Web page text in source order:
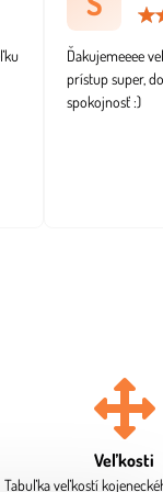
Ďakujemeeee
prístup super,
spokojnosť :)
Veľkosti
Tabuľka veľkostí